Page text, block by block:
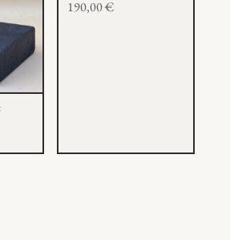
190,00€